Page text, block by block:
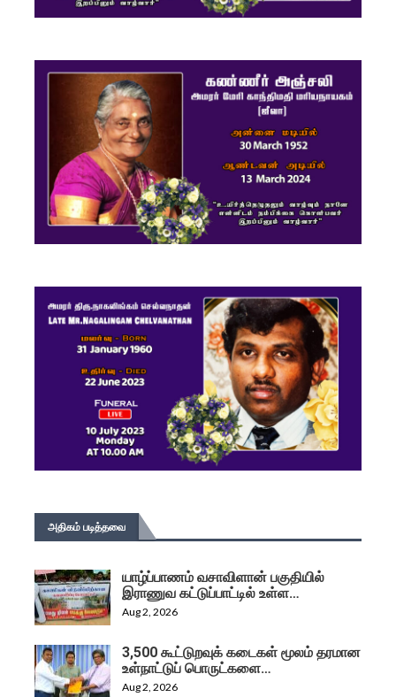
அதிகம் படித்தவை
யாழ்ப்பாணம் வசாவிளான் பகுதியில்
இராணுவ கட்டுப்பாட்டில் உள்ள…
Aug 2, 2026
3,500 கூட்டுறவுக் கடைகள் மூலம் தரமான
உள்நாட்டுப் பொருட்களை…
Aug 2, 2026